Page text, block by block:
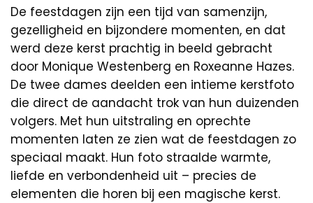
De feestdagen zijn een tijd van samenzijn,
gezelligheid en bijzondere momenten, en dat
werd deze kerst prachtig in beeld gebracht
door Monique Westenberg en Roxeanne Hazes.
De twee dames deelden een intieme kerstfoto
die direct de aandacht trok van hun duizenden
volgers. Met hun uitstraling en oprechte
momenten laten ze zien wat de feestdagen zo
speciaal maakt. Hun foto straalde warmte,
liefde en verbondenheid uit – precies de
elementen die horen bij een magische kerst.